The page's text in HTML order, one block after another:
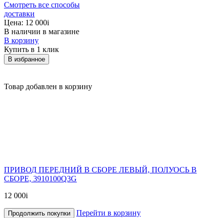
Смотреть все способы
доставки
Цена: 12 000i
В наличии в магазине
В корзину
Купить в 1 клик
В избранное
Товар добавлен в корзину
ПРИВОД ПЕРЕДНИЙ В СБОРЕ ЛЕВЫЙ, ПОЛУОСЬ В
СБОРЕ, 3910100Q3G
12 000i
Продолжить покупки
Перейти в корзину